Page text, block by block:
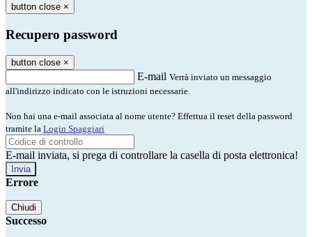
button close ×
Recupero password
button close ×
E-mail Verrà inviato un messaggio
all'indirizzo indicato con le istruzioni necessarie.
Non hai una e-mail associata al nome utente? Effettua il reset della password
tramite la Login Spaggiari
E-mail inviata, si prega di controllare la casella di posta elettronica!
Errore
Chiudi
Successo